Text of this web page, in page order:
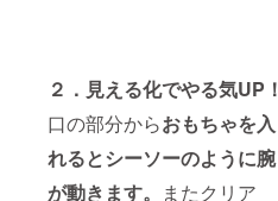
２．見える化でやる気UP！
口の部分からおもちゃを入
れるとシーソーのように腕
が動きます。 またクリア